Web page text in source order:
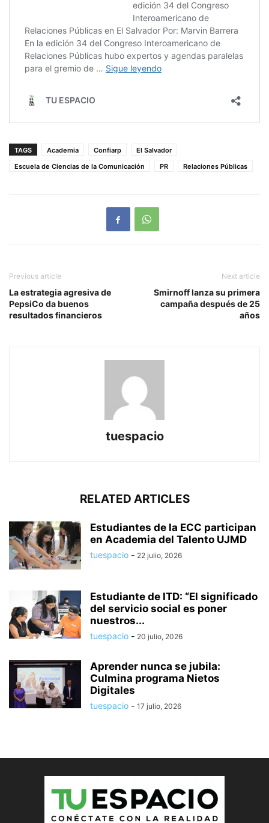
TAGS Academia Confiarp
El Salvador
Escuela de Ciencias de la Comunicación
PR Relaciones Públicas
Previous article
La estrategia agresiva de
PepsiCo da buenos
resultados financieros
Next article
Smirnoff lanza su primera
campaña después de 25
años
tuespacio
RELATED ARTICLES
Estudiantes de la ECC participan
en Academia del Talento UJMD
tuespacio - 22 julio, 2026
Estudiante de ITD: “El significado
del servicio social es poner
nuestros...
tuespacio - 20 julio, 2026
Aprender nunca se jubila:
Culmina programa Nietos
Digitales
tuespacio - 17 julio, 2026